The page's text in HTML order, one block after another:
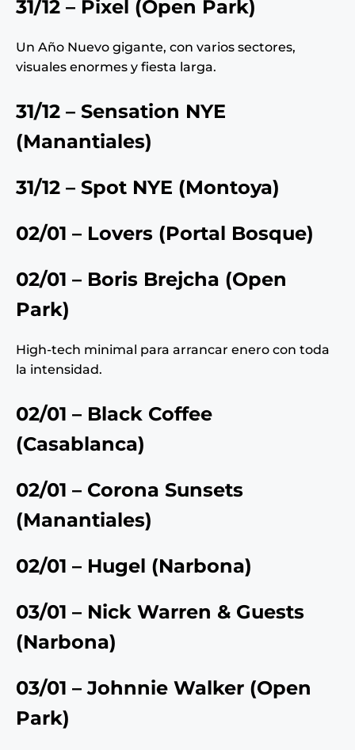
31/12 – Pixel (Open Park)
Un Año Nuevo gigante, con varios sectores,
visuales enormes y fiesta larga.
31/12 – Sensation NYE
(Manantiales)
31/12 – Spot NYE (Montoya)
02/01 – Lovers (Portal Bosque)
02/01 – Boris Brejcha (Open
Park)
High-tech minimal para arrancar enero con toda
la intensidad.
02/01 – Black Coffee
(Casablanca)
02/01 – Corona Sunsets
(Manantiales)
02/01 – Hugel (Narbona)
03/01 – Nick Warren & Guests
(Narbona)
03/01 – Johnnie Walker (Open
Park)